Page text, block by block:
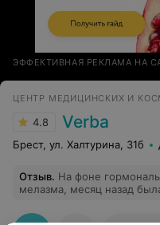
ЭФФЕКТИВНАЯ РЕКЛАМА НА
4.8 Verba
Брест, ул. Халтурина, 31б
Отзыв. На фоне
мелазма, месяц назад